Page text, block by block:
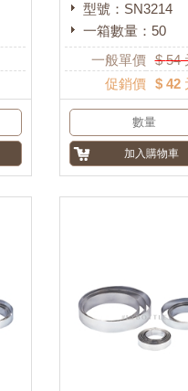
型號：SN3214
一箱數量：50
一般單價 $54
促銷價
$ 42